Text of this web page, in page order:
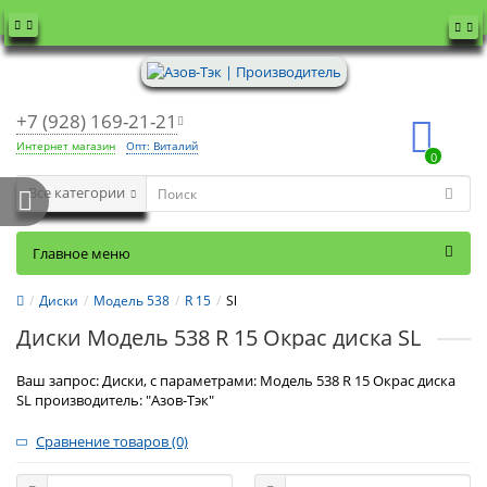
+7 (928) 169-21-21
Интернет магазин Опт: Виталий
0
Все категории
Главное меню
Диски Модель 538 R 15 Sl
Диски Модель 538 R 15 Окрас диска SL
Ваш запрос: Диски, с параметрами: Модель 538 R 15 Окрас диска
SL производитель: "Азов-Тэк"
Сравнение товаров (0)